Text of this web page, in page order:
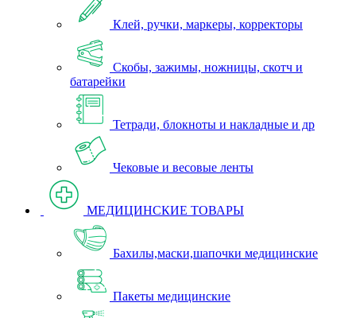
Клей, ручки, маркеры, корректоры
Скобы, зажимы, ножницы, скотч и
батарейки
Тетради, блокноты и накладные и др
Чековые и весовые ленты
МЕДИЦИНСКИЕ ТОВАРЫ
Бахилы,маски,шапочки медицинские
Пакеты медицинские